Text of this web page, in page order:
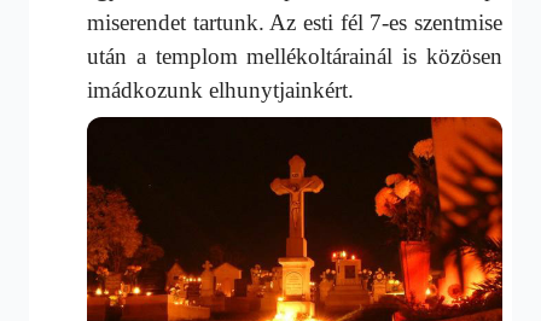
miserendet tartunk. Az esti fél 7-es szentmise
után a temp­lom mellékoltárainál is közösen
imádkozunk elhunytjainkért.